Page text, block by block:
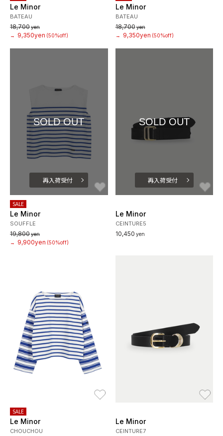
Le Minor
BATEAU
18,700yen
→
9,350yen (50%off)
Le Minor
BATEAU
18,700yen
→
9,350yen (50%off)
SOLD OUT
再入荷受付
SALE
Le Minor
SOUFFLE
19,800yen
→
9,900yen (50%off)
SOLD OUT
再入荷受付
Le Minor
CEINTURE5
10,450 yen
SALE
Le Minor
CHOUCHOU
Le Minor
CEINTURE7